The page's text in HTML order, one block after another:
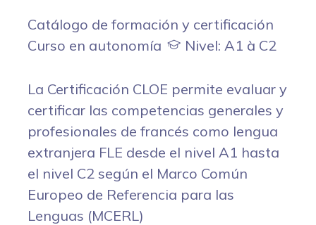
Catálogo de formación y certificación
Curso en autonomía
Nivel: A1 à C2
La Certificación CLOE permite evaluar y
certificar las competencias generales y
profesionales de francés como lengua
extranjera FLE desde el nivel A1 hasta
el nivel C2 según el Marco Común
Europeo de Referencia para las
Lenguas (MCERL)